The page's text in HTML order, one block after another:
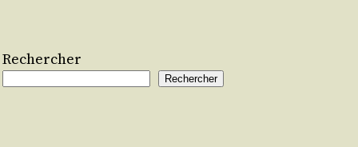
Rechercher
Rechercher